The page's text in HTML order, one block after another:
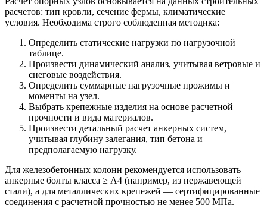
расчетов: тип кровли, сечение фермы, климатические
условия. Необходима строго соблюденная методика:
Определить статические нагрузки по нагрузочной
таблице.
Произвести динамический анализ, учитывая ветровые и
снеговые воздействия.
Определить суммарные нагрузочные прожимы и
моменты на узел.
Выбрать крепежные изделия на основе расчетной
прочности и вида материалов.
Произвести детальный расчет анкерных систем,
учитывая глубину залегания, тип бетона и
предполагаемую нагрузку.
Для железобетонных колонн рекомендуется использовать
анкерные болты класса ≥ А4 (например, из нержавеющей
стали), а для металлических крепежей — сертифицированные
соединения с расчетной прочностью не менее 500 МПа.